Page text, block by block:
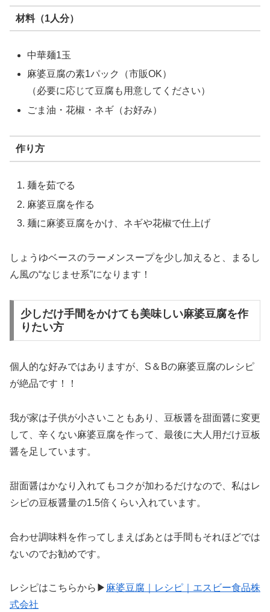
材料（1人分）
中華麺1玉
麻婆豆腐の素1パック（市販OK）
（必要に応じて豆腐も用意してください）
ごま油・花椒・ネギ（お好み）
作り方
麺を茹でる
麻婆豆腐を作る
麺に麻婆豆腐をかけ、ネギや花椒で仕上げ
しょうゆベースのラーメンスープを少し加えると、まるし
ん風の“なじませ系”になります！
少しだけ手間をかけても美味しい麻婆豆腐を作
りたい方
個人的な好みではありますが、S＆Bの麻婆豆腐のレシピ
が絶品です！！
我が家は子供が小さいこともあり、豆板醤を甜面醤に変更
して、辛くない麻婆豆腐を作って、最後に大人用だけ豆板
醤を足しています。
甜面醤はかなり入れてもコクが加わるだけなので、私はレ
シピの豆板醤量の1.5倍くらい入れています。
合わせ調味料を作ってしまえばあとは手間もそれほどでは
ないのでお勧めです。
レシピはこちらから▶ 麻婆豆腐｜レシピ｜エスビー食品株
式会社